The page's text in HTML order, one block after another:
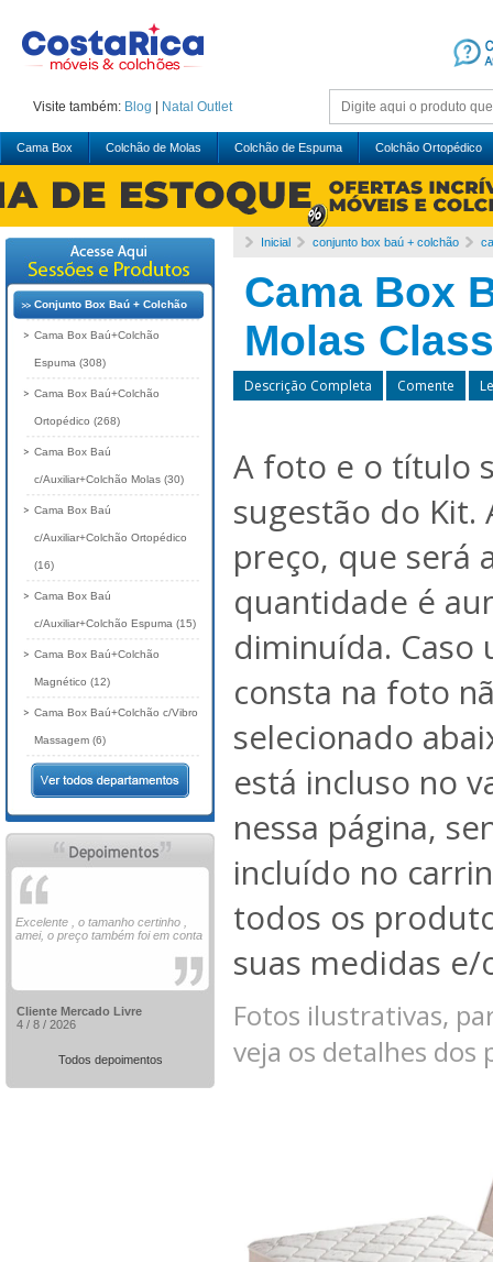
Visite também: Blog Natal Outlet
Cama Box Colchão de Molas Colchão de Espuma Colchão Ortopédico
Inicial conjunto box baú + colchão
Cama Box
Molas
Descrição Completa Comente
A foto e o título
sugestão do Kit.
preço, que será
quantidade é
diminuída.
consta na foto
selecionado
está incluso no
nessa página,
incluído no
todos os
suas medidas e/
Fotos ilustrativas,
veja os detalhes dos
Conjunto Box Baú + Colchão
Cama Box Baú+Colchão
Espuma (308)
Cama Box Baú+Colchão
Ortopédico (268)
Cama Box Baú
c/Auxiliar+Colchão Molas (30)
Cama Box Baú
c/Auxiliar+Colchão Ortopédico
(16)
Cama Box Baú
c/Auxiliar+Colchão Espuma (15)
Cama Box Baú+Colchão
Magnético (12)
Cama Box Baú+Colchão c/Vibro
Massagem (6)
Excelente , o tamanho certinho ,
amei, o preço também foi em conta
Cliente Mercado Livre
4 / 8 / 2026
Todos depoimentos